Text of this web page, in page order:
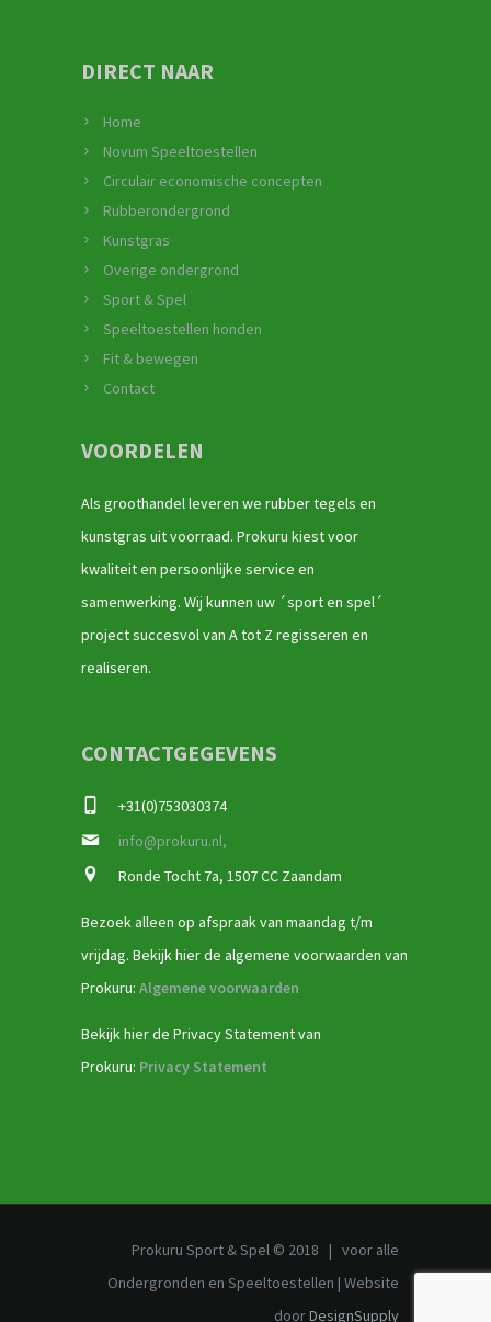
DIRECT NAAR
Home
Novum Speeltoestellen
Circulair economische concepten
Rubberondergrond
Kunstgras
Overige ondergrond
Sport & Spel
Speeltoestellen honden
Fit & bewegen
Contact
VOORDELEN
Als groothandel leveren we rubber tegels en
kunstgras uit voorraad. Prokuru kiest voor
kwaliteit en persoonlijke service en
samenwerking. Wij kunnen uw ´sport en spel´
project succesvol van A tot Z regisseren en
realiseren.
CONTACTGEGEVENS
+31(0)753030374
info@prokuru.nl,
Ronde Tocht 7a, 1507 CC Zaandam
Bezoek alleen op afspraak van maandag t/m
vrijdag. Bekijk hier de algemene voorwaarden van
Prokuru: Algemene voorwaarden
Bekijk hier de Privacy Statement van
Prokuru: Privacy Statement
Prokuru Sport & Spel © 2018 | voor alle
Ondergronden en Speeltoestellen | Website
doorDesignSupply